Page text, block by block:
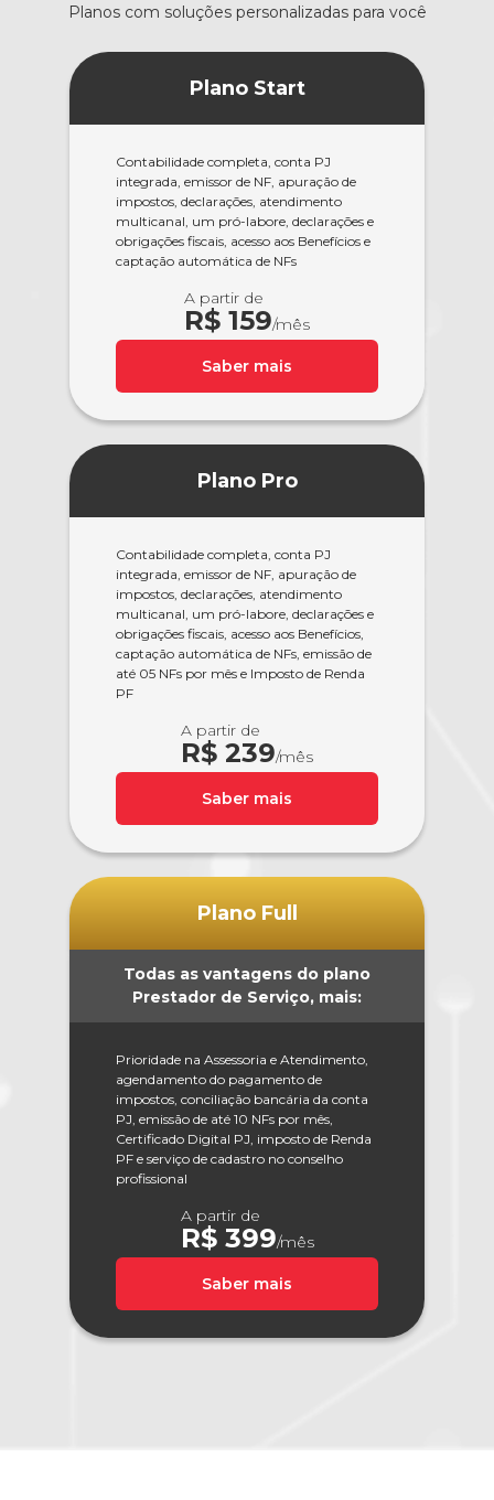
Planos com soluções personalizadas para você
Plano Start
Contabilidade completa, conta PJ
integrada, emissor de NF, apuração de
impostos, declarações, atendimento
multicanal, um pró-labore, declarações e
obrigações fiscais, acesso aos Benefícios e
captação automática de NFs
A partir de
R$ 159/mês
Saber mais
Plano Pro
Contabilidade completa, conta PJ
integrada, emissor de NF, apuração de
impostos, declarações, atendimento
multicanal, um pró-labore, declarações e
obrigações fiscais, acesso aos Benefícios,
captação automática de NFs, emissão de
até 05 NFs por mês e Imposto de Renda
PF
A partir de
R$ 239/mês
Saber mais
Plano Full
Todas as vantagens do plano
Prestador de Serviço, mais:
Prioridade na Assessoria e Atendimento,
agendamento do pagamento de
impostos, conciliação bancária da conta
PJ, emissão de até 10 NFs por mês,
Certificado Digital PJ, imposto de Renda
PF e serviço de cadastro no conselho
profissional
A partir de
R$ 399/mês
Saber mais